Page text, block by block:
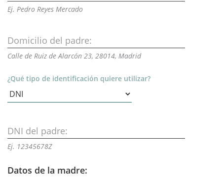
Ej. Pedro Reyes Mercado
Domicilio del padre:
Calle de Ruiz de Alarcón 23, 28014, Madrid
¿Qué tipo de identificación quiere utilizar?
DNI del padre:
Ej. 12345678Z
Datos de la madre: